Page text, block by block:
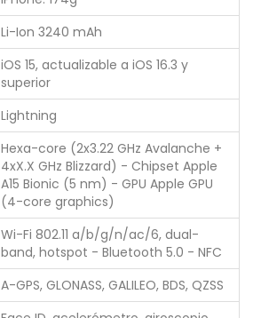
Li-Ion 3240 mAh
iOS 15, actualizable a iOS 16.3 y
superior
Lightning
Hexa-core (2x3.22 GHz Avalanche +
4xX.X GHz Blizzard) - Chipset Apple
A15 Bionic (5 nm) - GPU Apple GPU
(4-core graphics)
Wi-Fi 802.11 a/b/g/n/ac/6, dual-
band, hotspot - Bluetooth 5.0 - NFC
A-GPS, GLONASS, GALILEO, BDS, QZSS